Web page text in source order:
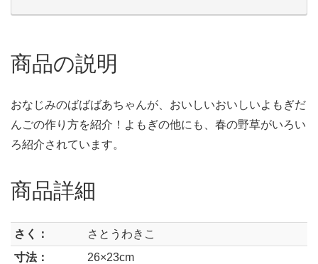
商品の説明
おなじみのばばばあちゃんが、おいしいおいしいよもぎだ
んごの作り方を紹介！よもぎの他にも、春の野草がいろい
ろ紹介されています。
商品詳細
さく：
さとうわきこ
寸法：
26×23cm